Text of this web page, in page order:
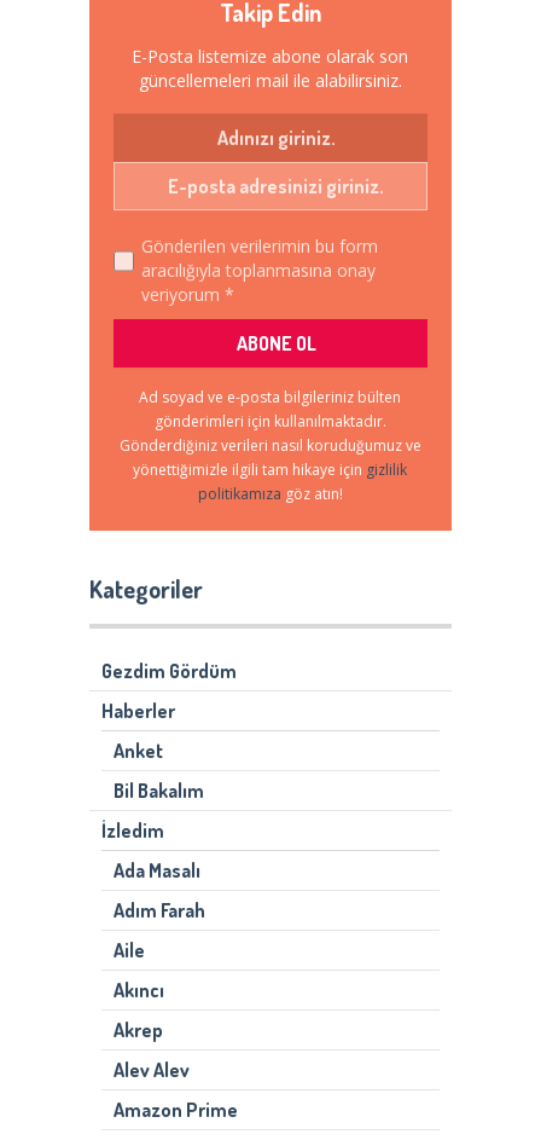
Takip Edin
E-Posta listemize abone olarak son
güncellemeleri mail ile alabilirsiniz.
Gönderilen verilerimin bu form
aracılığıyla toplanmasına onay
veriyorum *
Ad soyad ve e-posta bilgileriniz bülten
gönderimleri için kullanılmaktadır.
Gönderdiğiniz verileri nasıl koruduğumuz ve
yönettiğimizle ilgili tam hikaye için gizlilik
politikamıza göz atın!
Kategoriler
Gezdim Gördüm
Haberler
Anket
Bil Bakalım
İzledim
Ada Masalı
Adım Farah
Aile
Akıncı
Akrep
Alev Alev
Amazon Prime